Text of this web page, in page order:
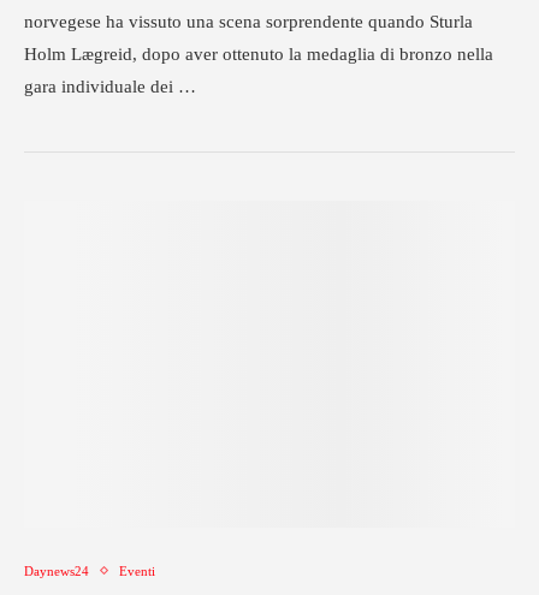
norvegese ha vissuto una scena sorprendente quando Sturla
Holm Lægreid, dopo aver ottenuto la medaglia di bronzo nella
gara individuale dei …
Daynews24 Eventi